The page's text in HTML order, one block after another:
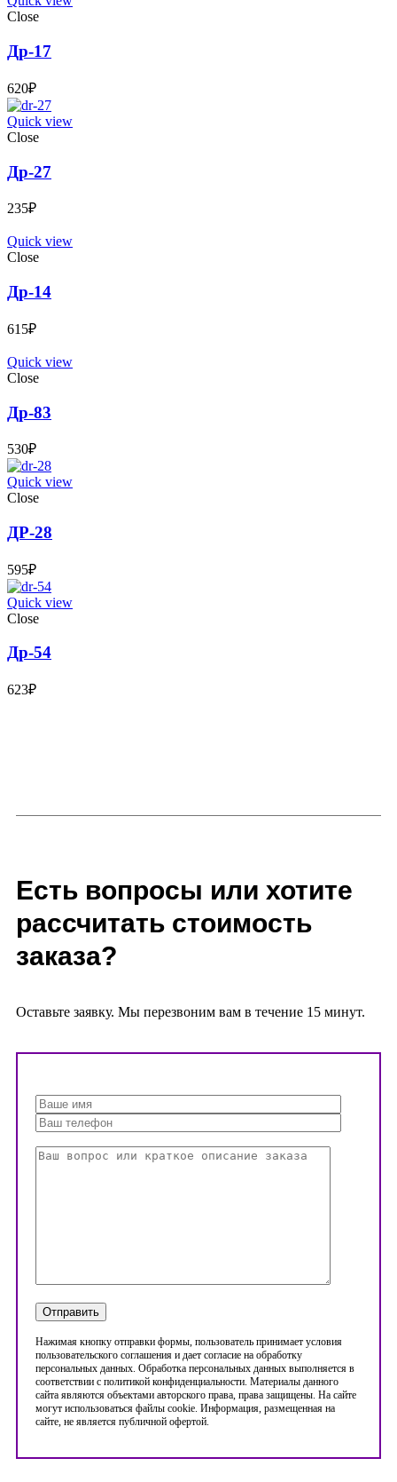
Close
Др-17
620₽
Quick view
Close
Др-27
235₽
Quick view
Close
Др-14
615₽
Quick view
Close
Др-83
530₽
Quick view
Close
ДР-28
595₽
Quick view
Close
Др-54
623₽
Есть вопросы или хотите
рассчитать стоимость
заказа?
Оставьте заявку. Мы перезвоним вам в течение 15 минут.
Нажимая кнопку отправки формы, пользователь принимает условия
пользовательского соглашения и дает согласие на обработку
персональных данных. Обработка персональных данных выполняется в
соответствии с политикой конфиденциальности. Материалы данного
сайта являются объектами авторского права, права защищены. На сайте
могут использоваться файлы cookie. Информация, размещенная на
сайте, не является публичной офертой.